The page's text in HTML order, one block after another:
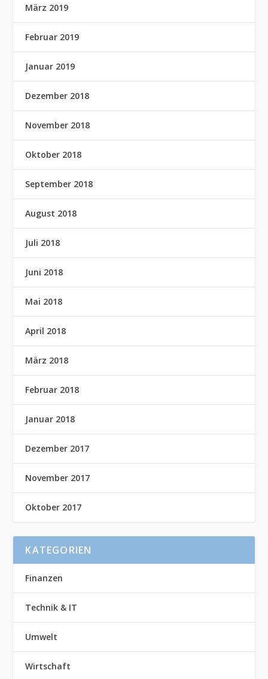
März 2019
Februar 2019
Januar 2019
Dezember 2018
November 2018
Oktober 2018
September 2018
August 2018
Juli 2018
Juni 2018
Mai 2018
April 2018
März 2018
Februar 2018
Januar 2018
Dezember 2017
November 2017
Oktober 2017
KATEGORIEN
Finanzen
Technik & IT
Umwelt
Wirtschaft